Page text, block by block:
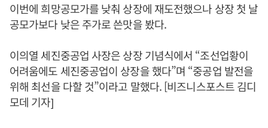
이번에 희망공모가를 낮춰 상장에 재도전했으나 상장 첫 날
공모가보다 낮은 주가로 쓴맛을 봤다.
이의열 세진중공업 사장은 상장 기념식에서 “조선업황이
어려움에도 세진중공업이 상장을 했다”며 “중공업 발전을
위해 최선을 다할 것”이라고 말했다. [비즈니스포스트 김디
모데 기자]